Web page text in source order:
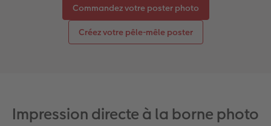
Commandez votre poster photo
Créez votre pêle-mêle poster
Impression directe à la borne photo